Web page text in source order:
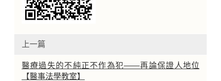
上一篇
醫療過失的不純正不作為犯——再論保證人地位
【醫事法學教室】